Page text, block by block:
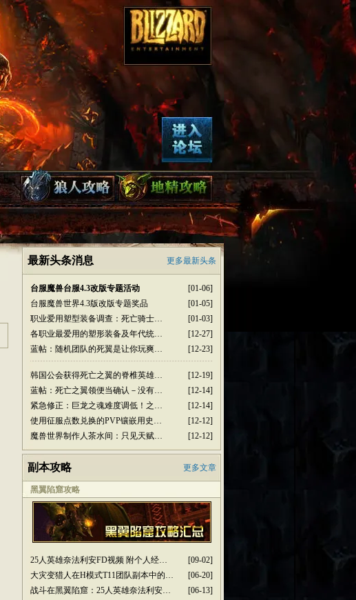
最新头条消息 更多最新头条
[01-06]
台服魔兽台服4.3改版专题活动
[01-05]
台服魔兽世界4.3版改版专题奖品
[01-03]
职业爱用塑型装备调查：死亡骑士…
[12-27]
各职业最爱用的塑形装备及年代统…
[12-23]
蓝帖：随机团队的死翼是让你玩爽…
[12-19]
韩国公会获得死亡之翼的脊椎英雄…
[12-14]
蓝帖：死亡之翼领便当确认－没有…
[12-14]
紧急修正：巨龙之魂难度调低！之…
[12-12]
使用征服点数兑换的PVP镶嵌用史…
[12-12]
魔兽世界制作人茶水间：只见天赋…
副本攻略 更多文章
黑翼陷窟攻略
[09-02]
25人英雄奈法利安FD视频 附个人经…
[06-20]
大灾变猎人在H模式T11团队副本中的…
[06-13]
战斗在黑翼陷窟：25人英雄奈法利安…